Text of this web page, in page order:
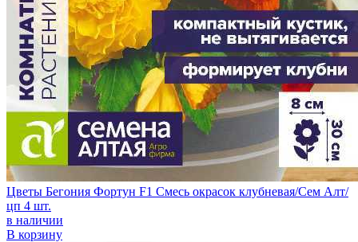
Цветы Бегония Фортун F1 Смесь окрасок клубневая/Сем Алт/
цп 4 шт.
в наличии
В корзину